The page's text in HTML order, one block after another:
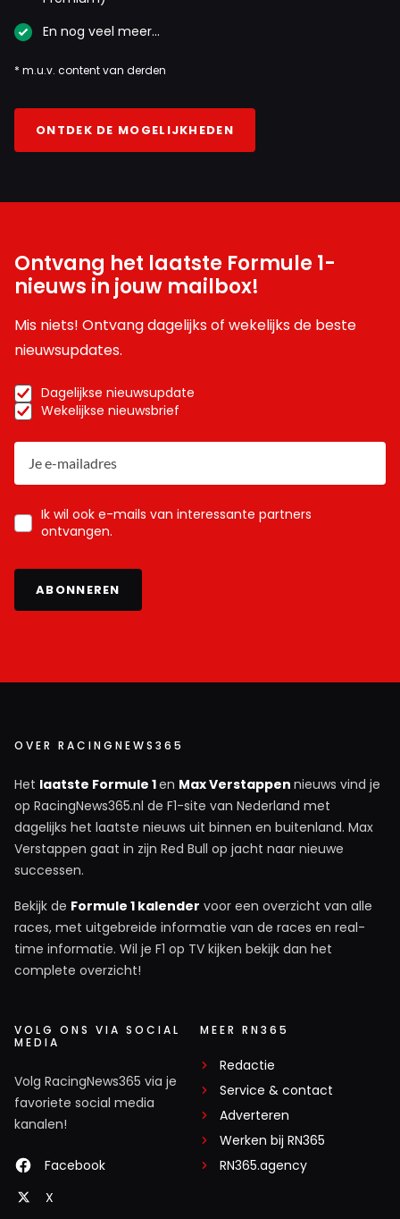
En nog veel meer…
* m.u.v. content van derden
ONTDEK DE MOGELIJKHEDEN
Ontvang het laatste Formule 1-
nieuws in jouw mailbox!
Mis niets! Ontvang dagelijks of wekelijks de beste
nieuwsupdates.
Dagelijkse nieuwsupdate
Wekelijkse nieuwsbrief
Ik wil ook e-mails van interessante partners
ontvangen.
ABONNEREN
OVER RACINGNEWS365
Het laatste Formule 1en Max Verstappen nieuws vind je
op RacingNews365.nl de F1-site van Nederland met
dagelijks het laatste nieuws uit binnen en buitenland. Max
Verstappen gaat in zijn Red Bull op jacht naar nieuwe
successen.
Bekijk de Formule 1 kalender voor een overzicht van alle
races, met uitgebreide informatie van de races en real-
time informatie. Wil je F1 op TV kijken bekijk dan het
complete overzicht!
VOLG ONS VIA SOCIAL
MEDIA
Volg RacingNews365 via je
favoriete social media
kanalen!
Facebook
X
MEER RN365
Redactie
Service & contact
Adverteren
Werken bij RN365
RN365.agency